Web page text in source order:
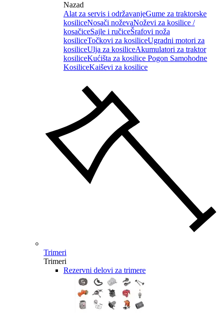
Nazad
Alat za servis i održavanjeGume za traktorske
kosiliceNosači noževaNoževi za kosilice /
kosačiceSajle i ručiceŠrafovi noža
kosiliceTočkovi za kosiliceUgradni motori za
kosiliceUlja za kosiliceAkumulatori za traktor
kosiliceKućišta za kosilice Pogon Samohodne
KosiliceKaiševi za kosilice
Trimeri
Trimeri
Rezervni delovi za trimere